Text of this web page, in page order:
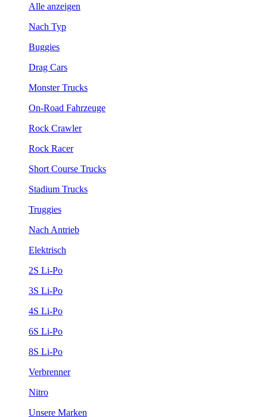
Alle anzeigen
Nach Typ
Buggies
Drag Cars
Monster Trucks
On-Road Fahrzeuge
Rock Crawler
Rock Racer
Short Course Trucks
Stadium Trucks
Truggies
Nach Antrieb
Elektrisch
2S Li-Po
3S Li-Po
4S Li-Po
6S Li-Po
8S Li-Po
Verbrenner
Nitro
Unsere Marken